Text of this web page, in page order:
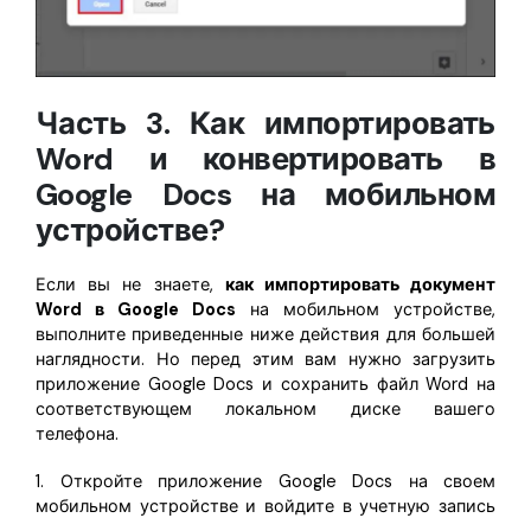
Часть 3. Как импортировать
Word и конвертировать в
Google Docs на мобильном
устройстве?
Если вы не знаете,
как импортировать документ
Word в Google Docs
на мобильном устройстве,
выполните приведенные ниже действия для большей
наглядности. Но перед этим вам нужно загрузить
приложение Google Docs и сохранить файл Word на
соответствующем локальном диске вашего
телефона.
1. Откройте приложение Google Docs на своем
мобильном устройстве и войдите в учетную запись